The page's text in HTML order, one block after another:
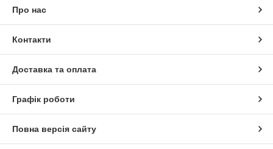
Про нас
Контакти
Доставка та оплата
Графік роботи
Повна версія сайту